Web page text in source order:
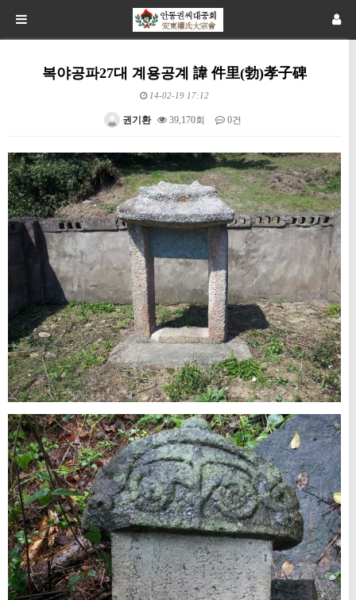
복야공파27대 계용공계 諱 件里(勃)孝子碑
14-02-19 17:12
권기환 39,170회 0건
본문